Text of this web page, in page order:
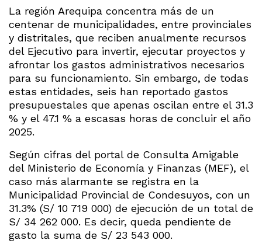
La región Arequipa concentra más de un
centenar de municipalidades, entre provinciales
y distritales, que reciben anualmente recursos
del Ejecutivo para invertir, ejecutar proyectos y
afrontar los gastos administrativos necesarios
para su funcionamiento. Sin embargo, de todas
estas entidades, seis han reportado gastos
presupuestales que apenas oscilan entre el 31.3
% y el 47.1 % a escasas horas de concluir el año
2025.
Según cifras del portal de Consulta Amigable
del Ministerio de Economía y Finanzas (MEF), el
caso más alarmante se registra en la
Municipalidad Provincial de Condesuyos, con un
31.3% (S/ 10 719 000) de ejecución de un total de
S/ 34 262 000. Es decir, queda pendiente de
gasto la suma de S/ 23 543 000.